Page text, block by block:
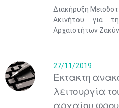
Διακήρυξη
Ακινήτου για
Αρχαιοτήτων
27/11/2019
Έκτακτη
λειτουργία
αρχαίου